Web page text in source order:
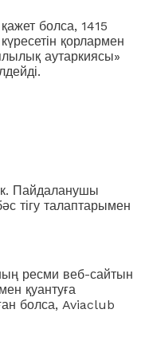
болса, 1415
қорлармен
аутаркиясы»
Пайдаланушы
тігу талаптарымен
ресми веб-сайтын
қуантуға
болса, Aviaclub